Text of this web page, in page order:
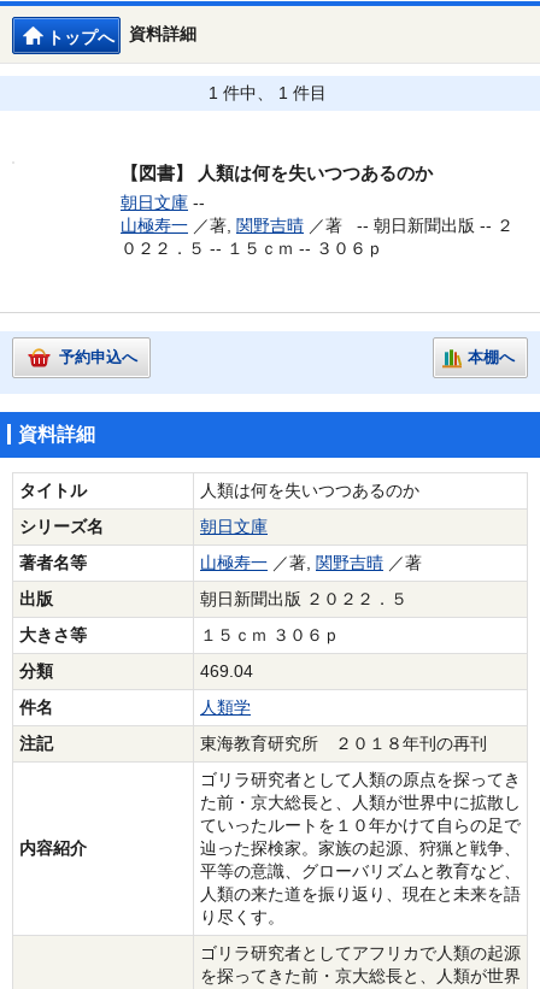
資料詳細
トップへ
1 件中、 1 件目
【図書】 人類は何を失いつつあるのか
朝日文庫 --
山極寿一 ／著, 関野吉晴 ／著 -- 朝日新聞出版 -- ２
０２２．５ -- １５ｃｍ -- ３０６ｐ
予約申込へ 本棚へ
資料詳細
タイトル
人類は何を失いつつあるのか
シリーズ名
朝日文庫
著者名等
山極寿一 ／著, 関野吉晴 ／著
出版
朝日新聞出版 ２０２２．５
大きさ等
１５ｃｍ ３０６ｐ
分類
469.04
件名
人類学
注記
東海教育研究所 ２０１８年刊の再刊
内容紹介
ゴリラ研究者として人類の原点を探ってき
た前・京大総長と、人類が世界中に拡散し
ていったルートを１０年かけて自らの足で
辿った探検家。家族の起源、狩猟と戦争、
平等の意識、グローバリズムと教育など、
人類の来た道を振り返り、現在と未来を語
り尽くす。
ゴリラ研究者としてアフリカで人類の起源
を探ってきた前・京大総長と、人類が世界